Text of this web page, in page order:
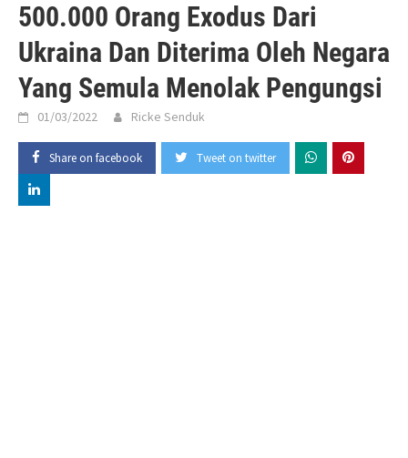
500.000 Orang Exodus Dari
Ukraina Dan Diterima Oleh Negara
Yang Semula Menolak Pengungsi
01/03/2022 Ricke Senduk
Share on facebook Tweet on twitter